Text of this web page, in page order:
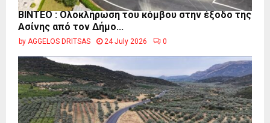
ΒΙΝΤΕΟ : Ολοκλήρωση του κόμβου στην έξοδο της
Ασίνης από τον Δήμο...
by AGGELOS DRITSAS 24 July 2026 0